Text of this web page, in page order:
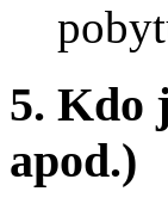
5. Kdo
apod.)